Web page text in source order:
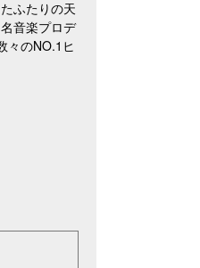
ふたりの天
音楽プロデ
々のNO.1ヒ